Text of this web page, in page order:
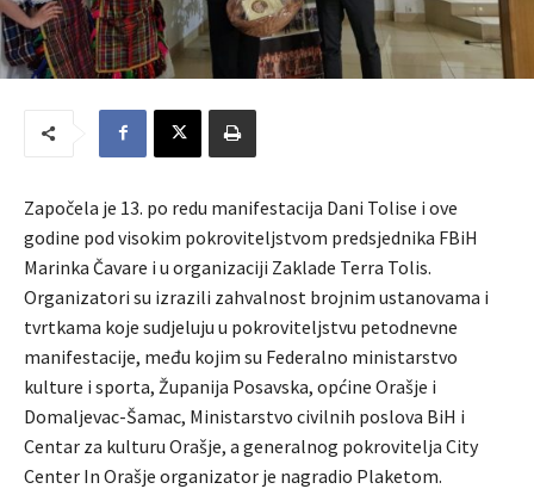
Započela je 13. po redu manifestacija Dani Tolise i ove
godine pod visokim pokroviteljstvom predsjednika FBiH
Marinka Čavare i u organizaciji Zaklade Terra Tolis.
Organizatori su izrazili zahvalnost brojnim ustanovama i
tvrtkama koje sudjeluju u pokroviteljstvu petodnevne
manifestacije, među kojim su Federalno ministarstvo
kulture i sporta, Županija Posavska, općine Orašje i
Domaljevac-Šamac, Ministarstvo civilnih poslova BiH i
Centar za kulturu Orašje, a generalnog pokrovitelja City
Center In Orašje organizator je nagradio Plaketom.